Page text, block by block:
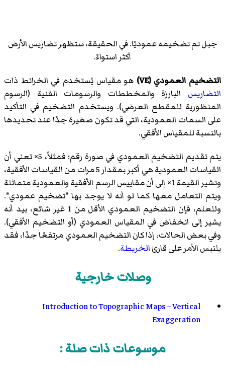
جبل تم تضخيمه عموديًا. في الحقيقة، ستظهر تضاريس الأرض
أكثر استواءً.
التضخيم العمودي (VE)
هو مقياس يُستخدم في الخرائط ذات
التضاريس البارزة والمخططات والرسومات الفنية (الرسوم
المنظورية للمقطع العرضي). ويستخدم التضخيم في التأكيد
على السمات العمودية، التي قد تكون صغيرة جدًا عند تحديدها
بالنسبة للمقياس الأفقي.
يتم تقديم التضخيم العمودي في صورة رقم؛ فمثلاً، 5× تعني أن
القياسات العمودية هي أكبر بمقدار 5 مرات من القياسات الأفقية،
وتشير القيمة 1× إلى أن مقاييس الرسم الأفقية والعمودية متماثلة
ويتم التعامل معها كما لو أنه لا يوجد بها "تضخيم عمودي".
وللعلم، فإن التضخيم العمودي الأقل من 1 غير شائع، بيد أنه
يشير إلى انخفاض في المقياس العمودي (أو التضخيم الأفقي).
وفي بعض الحالات، إذا كان التضخيم العمودي مرتفعًا جدًا، فقد
يلتبس الأمر على قارئالخريطة.
وصلات خارجية
Introduction to Topographic Maps – Vertical
Exaggeration
موسوعات ذات صلة :